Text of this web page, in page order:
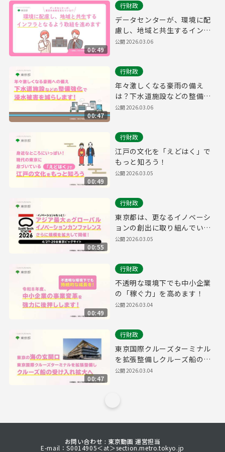
00:49
行財政
データセンターが、環境に配
慮し、地域と共生するインフ
ラとなるよう、取組を進めま
公開2026.03.06
00:47
行財政
年々激しくなる豪雨の備え
は？下水道施設などの整備を
強化することで浸水被害を減
公開2026.03.06
00:49
行財政
江戸の文化を「えどはく」で
もっと知ろう！
公開2026.03.05
00:55
行財政
東京都は、更なるイノベーシ
ョンの創出に取り組んでいき
ます​！
公開2026.03.05
00:49
行財政
不透明な環境下でも中小企業
の「稼ぐ力」を高めます！
公開2026.03.04
00:47
行財政
東京国際クルーズターミナル
を拡張整備しクルーズ船の受
け入れを拡大へ
公開2026.03.04
お問い合わせ : 東京動画 運営担当
E-mail：S0014905＜at＞section.metro.tokyo.jp